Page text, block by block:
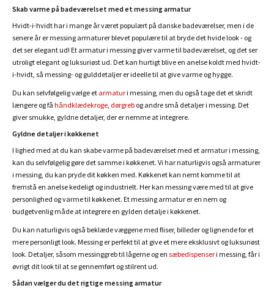
Skab varme på badeværelset med et messing armatur
Hvidt-i-hvidt har i mange år været populært på danske badeværelser, men i de
senere år er messing armaturer blevet populære til at bryde det hvide look - og
det ser elegant ud! Et armatur i messing giver varme til badeværelset, og det ser
utroligt elegant og luksuriøst ud. Det kan hurtigt blive en anelse koldt med hvidt-
i-hvidt, så messing- og gulddetaljer er ideelle til at give varme og hygge.
Du kan selvfølgelig vælge et armatur i messing, men du også tage det et skridt
længere og få håndklædekroge dørgreb og andre små detaljer i messing. Det
giver smukke, gyldne detaljer, der er nemme at integrere.
Gyldne detaljer i køkkenet
I lighed med at du kan skabe varme på badeværelset med et armatur i messing,
kan du selvfølgelig gøre det samme i køkkenet. Vi har naturligvis også armaturer
i messing, du kan pryde dit køkken med. Køkkenet kan nemt komme til at
fremstå en anelse kedeligt og industrielt. Her kan messing være med til at give
personlighed og varme til køkkenet. Et messing armatur er en nem og
budgetvenlig måde at integrere en gylden detalje i køkkenet.
Du kan naturligvis også beklæde væggene med fliser, billeder og lignende for et
mere personligt look. Messing er perfekt til at give et mere eksklusivt og luksuriøst
look. Detaljer, såsom messinggreb til lågerne og en sæbedispenser i messing, får i
øvrigt dit look til at se gennemført og stilrent ud.
Sådan vælger du det rigtige messing armatur